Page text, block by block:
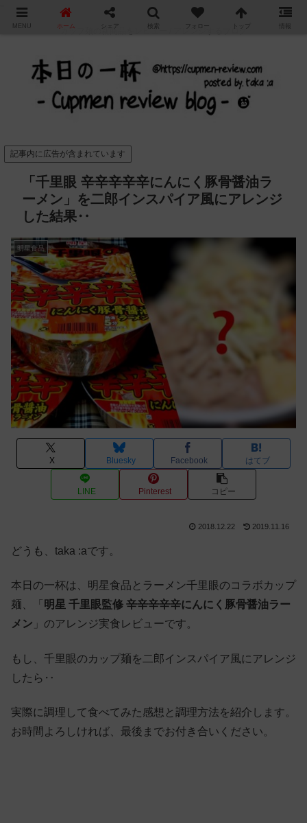
カップ麺の新商品をレビュー / アレンジするブログ
記事内に広告が含まれています
「千里眼 辛辛辛辛辛にんにく豚骨醤油ラ
ーメン」を二郎インスパイア風にアレンジ
した結果‥
明星食品
X Bluesky Facebook はてブ
LINE Pinterest コピー
2018.12.22 2019.11.16
どうも、taka :aです。
本日の一杯は、明星食品とラーメン千里眼のコラボカップ
麺、「 明星 千里眼監修 辛辛辛辛辛にんにく豚骨醤油ラー
メン 」のアレンジ実食レビューです。
もし、千里眼のカップ麺を二郎インスパイア風にアレンジ
したら‥
実際に調理して食べてみた感想と調理方法を紹介します。
お時間よろしければ、最後までお付き合いください。
MENU ホーム シェア 検索 フォロー トップ 情報